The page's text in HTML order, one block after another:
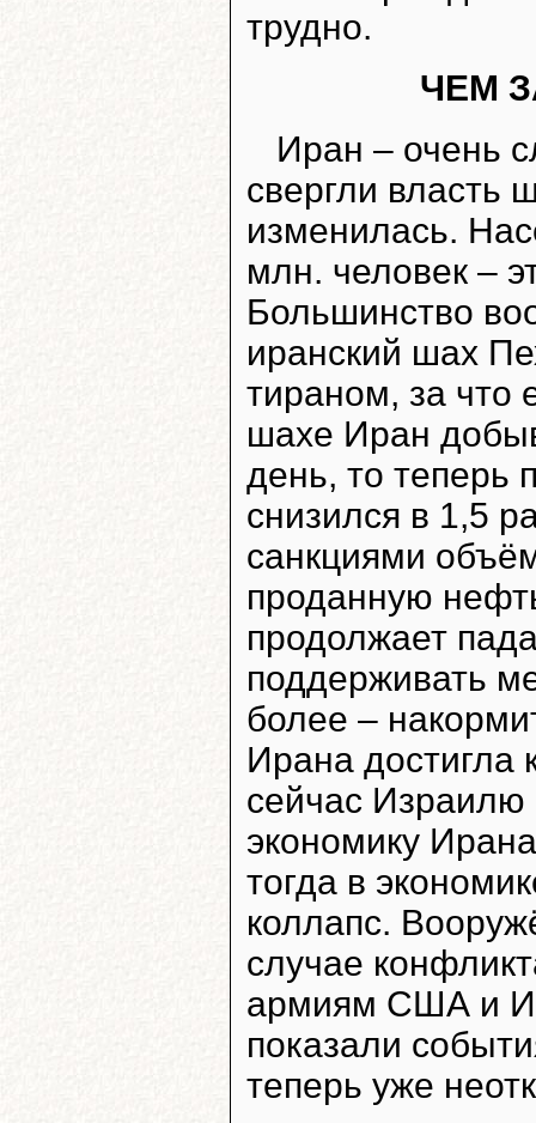
трудно.
ЧЕМ
Иран – очень
свергли власть
изменилась.
млн. человек –
Большинство
иранский шах
тираном, за что
шахе Иран
день, то теперь
снизился в 1,5
санкциями
проданную
продолжает
поддерживать
более –
Ирана достигла
сейчас Израилю
экономику
тогда в
коллапс.
случае
армиям США и
показали
теперь уже